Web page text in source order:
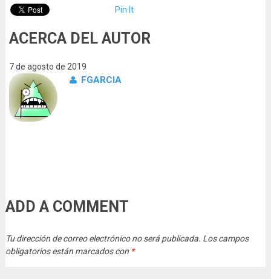
Pin It
ACERCA DEL AUTOR
7 de agosto de 2019
FGARCIA
ADD A COMMENT
Tu dirección de correo electrónico no será publicada. Los campos
obligatorios están marcados con *